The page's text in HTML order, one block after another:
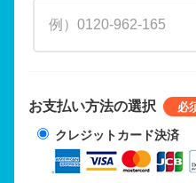
お支払い方法の選択
クレジットカード決済